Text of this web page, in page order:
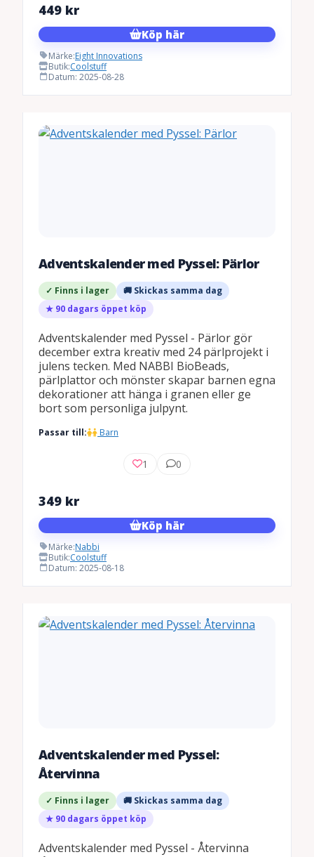
449 kr
Köp här
Märke:Eight Innovations
Butik:Coolstuff
Datum: 2025-08-28
Adventskalender med Pyssel: Pärlor
✓ Finns i lager
🚚 Skickas samma dag
★ 90 dagars öppet köp
Adventskalender med Pyssel - Pärlor gör
december extra kreativ med 24 pärlprojekt i
julens tecken. Med NABBI BioBeads,
pärlplattor och mönster skapar barnen egna
dekorationer att hänga i granen eller ge
bort som personliga julpynt.
Passar till: Barn
1 0
349 kr
Köp här
Märke:Nabbi
Butik:Coolstuff
Datum: 2025-08-18
Adventskalender med Pyssel:
Återvinna
✓ Finns i lager
🚚 Skickas samma dag
★ 90 dagars öppet köp
Adventskalender med Pyssel - Återvinna